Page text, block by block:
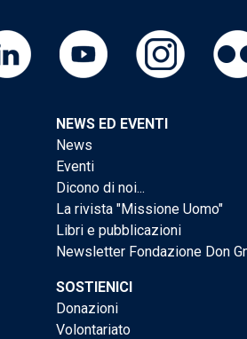
NEWS ED EVENTI
News
Eventi
Dicono di noi...
La rivista "Missione Uomo"
Libri e pubblicazioni
Newsletter Fondazione Don
SOSTIENICI
Donazioni
Volontariato